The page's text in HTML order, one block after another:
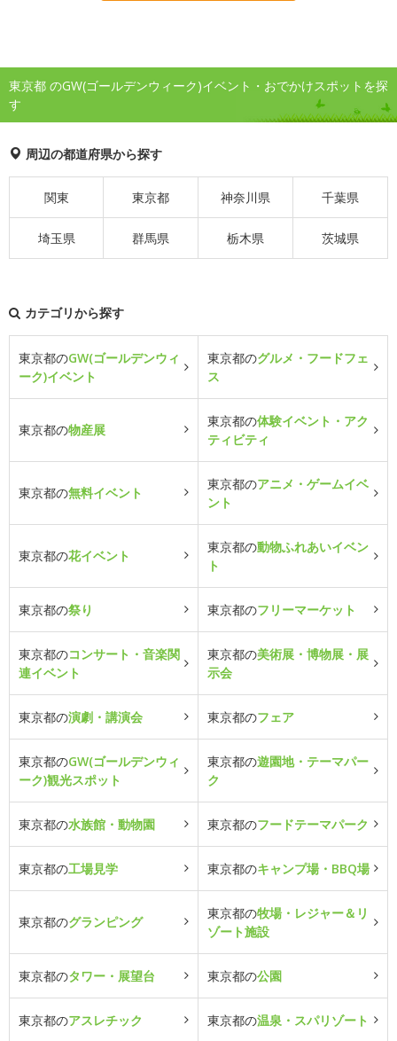
東京都 のGW(ゴールデンウィーク)イベント・おでかけスポットを探
す
周辺の都道府県から探す
関東 東京都 神奈川県 千葉県
埼玉県 群馬県 栃木県 茨城県
カテゴリから探す
東京都のGW(ゴールデンウィ
ーク)イベント
東京都のグルメ・フードフェ
ス
東京都の物産展
東京都の体験イベント・アク
ティビティ
東京都の無料イベント
東京都のアニメ・ゲームイベ
ント
東京都の花イベント
東京都の動物ふれあいイベン
ト
東京都の祭り 東京都のフリーマーケット
東京都のコンサート・音楽関
連イベント
東京都の美術展・博物展・展
示会
東京都の演劇・講演会 東京都のフェア
東京都のGW(ゴールデンウィ
ーク)観光スポット
東京都の遊園地・テーマパー
ク
東京都の水族館・動物園 東京都のフードテーマパーク
東京都の工場見学 東京都のキャンプ場・BBQ場
東京都のグランピング
東京都の牧場・レジャー＆リ
ゾート施設
東京都のタワー・展望台 東京都の公園
東京都のアスレチック 東京都の温泉・スパリゾート